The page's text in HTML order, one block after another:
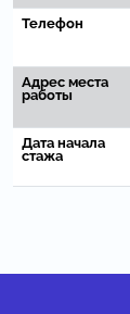
Телефон
Адрес места
работы
Дата начала
стажа